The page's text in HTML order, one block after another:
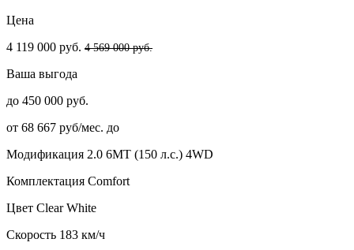
Цена
4 119 000 руб. 4 569 000 руб.
Ваша выгода
до 450 000 руб.
от 68 667 руб/мес. до
Модификация 2.0 6MT (150 л.с.) 4WD
Комплектация Comfort
Цвет Clear White
Скорость 183 км/ч